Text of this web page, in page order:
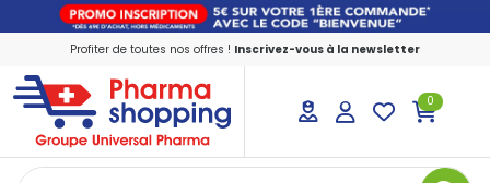
Profiter de toutes nos offres ! Inscrivez-vous à la newsletter
PharmaShopping Votre pharmacie en
0